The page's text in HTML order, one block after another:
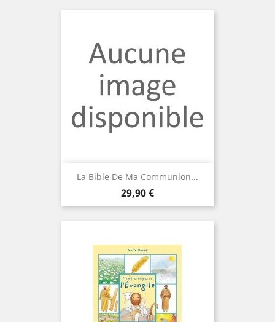
La Bible De Ma Communion...
Prix
29,90 €